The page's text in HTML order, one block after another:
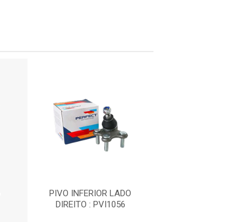
PIVO INFERIOR LADO
DIREITO : PVI1056